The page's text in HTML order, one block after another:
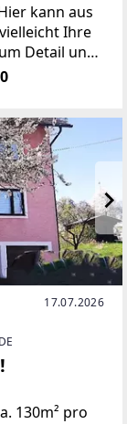
kann aus
Ihre
Detail und
besticht
aber
17.07.2026
130m² pro